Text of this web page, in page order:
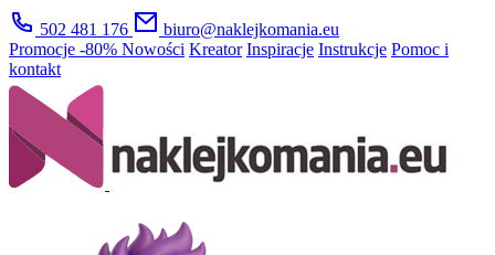
502 481 176
biuro@naklejkomania.eu
Promocje -80% Nowości Kreator Inspiracje Instrukcje Pomoc i
kontakt